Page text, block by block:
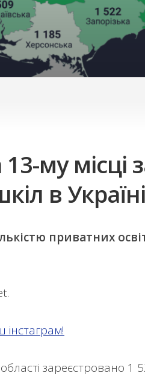
му місці
в Україні
приватних
інстаграм!
зареєстровано 1